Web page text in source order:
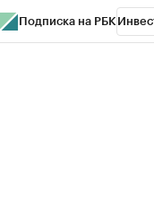
Подписка на РБК